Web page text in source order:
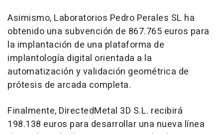
Asimismo, Laboratorios Pedro Perales SL ha
obtenido una subvención de 867.765 euros para
la implantación de una plataforma de
implantología digital orientada a la
automatización y validación geométrica de
prótesis de arcada completa.
Finalmente, DirectedMetal 3D S.L. recibirá
198.138 euros para desarrollar una nueva línea